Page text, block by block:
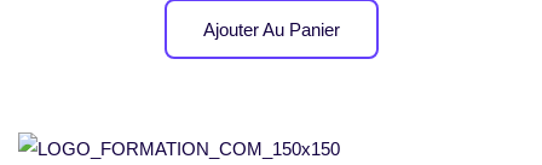
Ajouter Au Panier